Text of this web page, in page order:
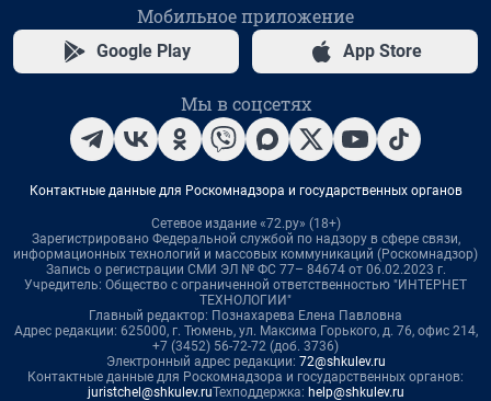
Мобильное приложение
Google Play App Store
Мы в соцсетях
Контактные данные для Роскомнадзора и государственных органов
Сетевое издание «72.ру» (18+)
Зарегистрировано Федеральной службой по надзору в сфере связи,
информационных технологий и массовых коммуникаций (Роскомнадзор)
Запись о регистрации СМИ ЭЛ № ФС 77– 84674 от 06.02.2023 г.
Учредитель: Общество с ограниченной ответственностью "ИНТЕРНЕТ
ТЕХНОЛОГИИ"
Главный редактор: Познахарева Елена Павловна
Адрес редакции: 625000, г. Тюмень, ул. Максима Горького, д. 76, офис 214,
+7 (3452) 56-72-72 (доб. 3736)
Электронный адрес редакции: 72@shkulev.ru
Контактные данные для Роскомнадзора и государственных органов:
juristchel@shkulev.ruТехподдержка: help@shkulev.ru